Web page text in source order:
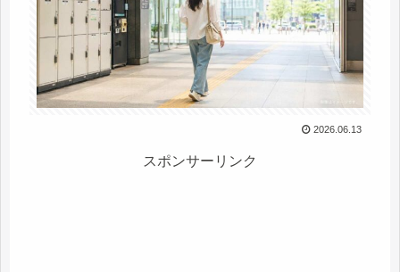
2026.06.13
スポンサーリンク